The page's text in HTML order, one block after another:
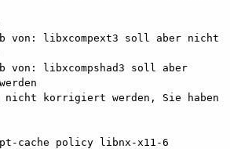
nicht korrigiert werden, Sie haben
cache policy libnx-x11-6